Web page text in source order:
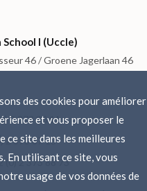
I (Uccle)
46 / Groene Jagerlaan 46
2 373 86 11
2 373 87 15
(0) 2 373 88 73
des cookies pour améliorer
et vous proposer le
ce site dans les meilleures
En utilisant ce site, vous
usage de vos données de